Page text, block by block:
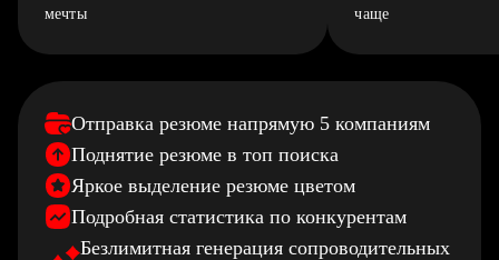
мечты
чаще
Отправка резюме напрямую 5 компаниям
Поднятие резюме в топ поиска
Яркое выделение резюме цветом
Подробная статистика по конкурентам
Безлимитная генерация сопроводительных